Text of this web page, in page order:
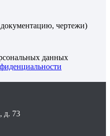
чертежи)
данных
д. 73